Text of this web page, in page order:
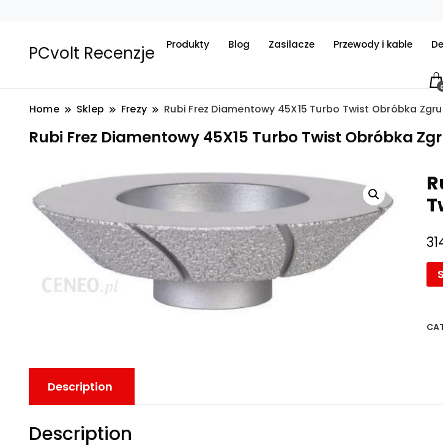
PCvolt Recenzje Produkty Blog Zasilacze Przewody i kable
0
Home Sklep Frezy Rubi Frez Diamentowy 45X15 Turbo Twist Obróbka
Rubi Frez Diamentowy 45X15 Turbo Twist Obróbka
Description
Description